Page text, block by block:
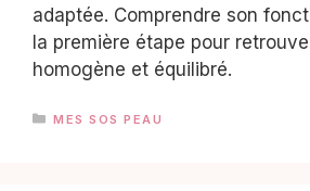
adaptée. Comprendre son
la première étape pour
homogène et équilibré.
CATÉGORIES
MES SOS PEAU